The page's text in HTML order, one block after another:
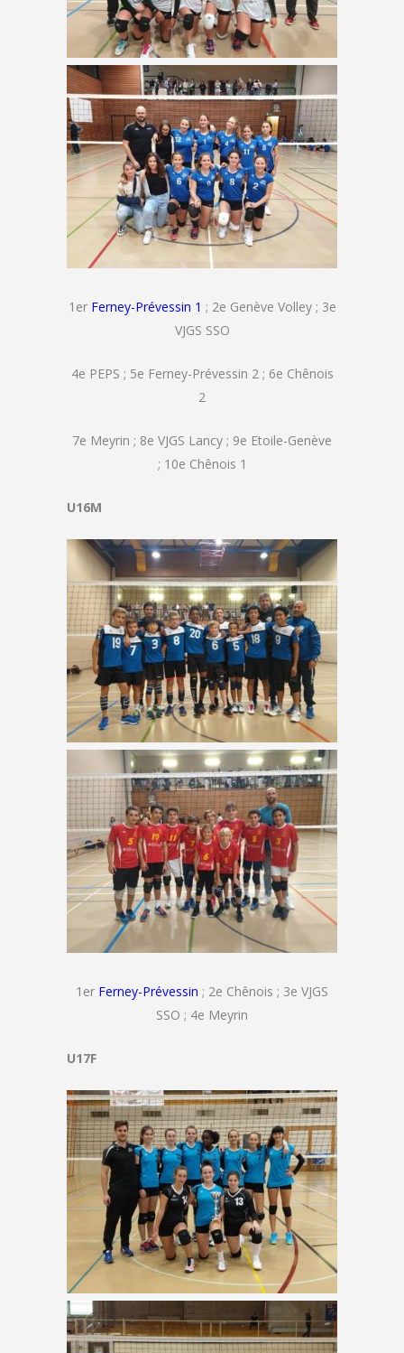
1er Ferney-Prévessin 1 ; 2e Genève Volley ; 3e
VJGS SSO
4e PEPS ; 5e Ferney-Prévessin 2 ; 6e Chênois
2
7e Meyrin ; 8e VJGS Lancy ; 9e Etoile-Genève
; 10e Chênois 1
U16M
1er Ferney-Prévessin ; 2e Chênois ; 3e VJGS
SSO ; 4e Meyrin
U17F